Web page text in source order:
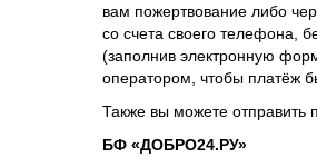
вам пожертвование либо
со счета своего телефона,
(заполнив электронную
оператором, чтобы платёж
Также вы можете отправить
БФ «ДОБРО24.РУ»